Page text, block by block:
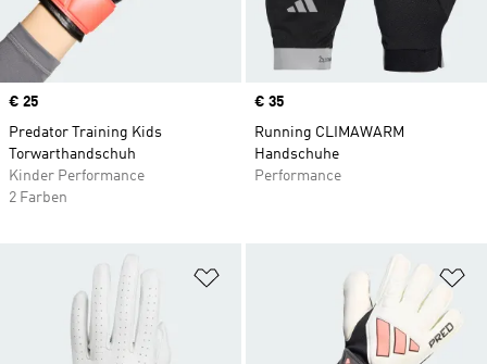
Price
€ 25
Predator Training Kids
Torwarthandschuh
Kinder Performance
2 Farben
Price
€ 35
Running CLIMAWARM
Handschuhe
Performance